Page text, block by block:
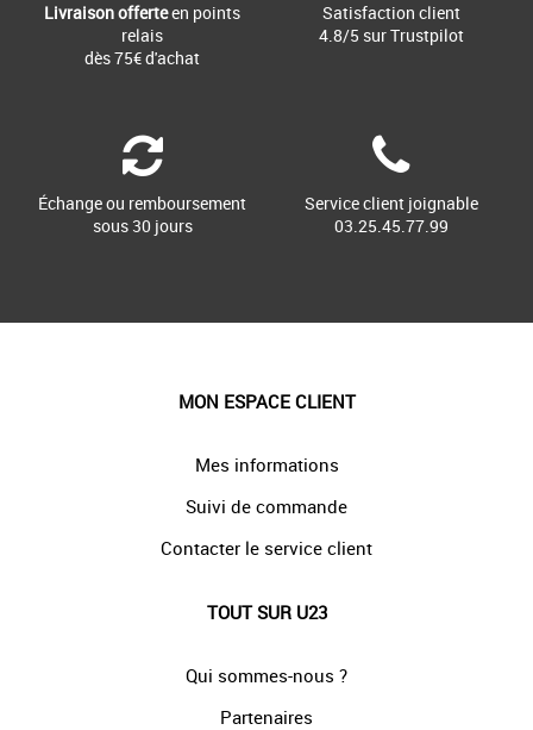
Livraison offerteen points
relais
dès 75€ d'achat
Satisfaction client
4.8/5 sur Trustpilot
Échange ou remboursement
sous 30 jours
Service client joignable
03.25.45.77.99
MON ESPACE CLIENT
Mes informations
Suivi de commande
Contacter le service client
TOUT SUR U23
Qui sommes-nous ?
Partenaires